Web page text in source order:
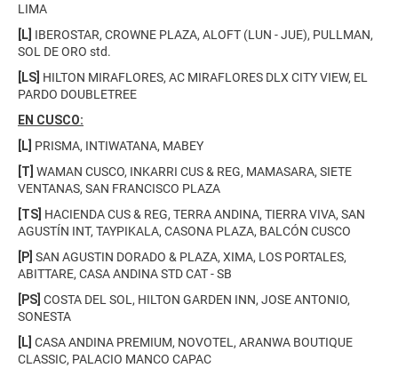
LIMA
[L] IBEROSTAR, CROWNE PLAZA, ALOFT (LUN - JUE), PULLMAN,
SOL DE ORO std.
[LS] HILTON MIRAFLORES, AC MIRAFLORES DLX CITY VIEW, EL
PARDO DOUBLETREE
EN CUSCO:
[L] PRISMA, INTIWATANA, MABEY
[T] WAMAN CUSCO, INKARRI CUS & REG, MAMASARA, SIETE
VENTANAS, SAN FRANCISCO PLAZA
[TS] HACIENDA CUS & REG, TERRA ANDINA, TIERRA VIVA, SAN
AGUSTÍN INT, TAYPIKALA, CASONA PLAZA, BALCÓN CUSCO
[P] SAN AGUSTIN DORADO & PLAZA, XIMA, LOS PORTALES,
ABITTARE, CASA ANDINA STD CAT - SB
[PS] COSTA DEL SOL, HILTON GARDEN INN, JOSE ANTONIO,
SONESTA
[L] CASA ANDINA PREMIUM, NOVOTEL, ARANWA BOUTIQUE
CLASSIC, PALACIO MANCO CAPAC